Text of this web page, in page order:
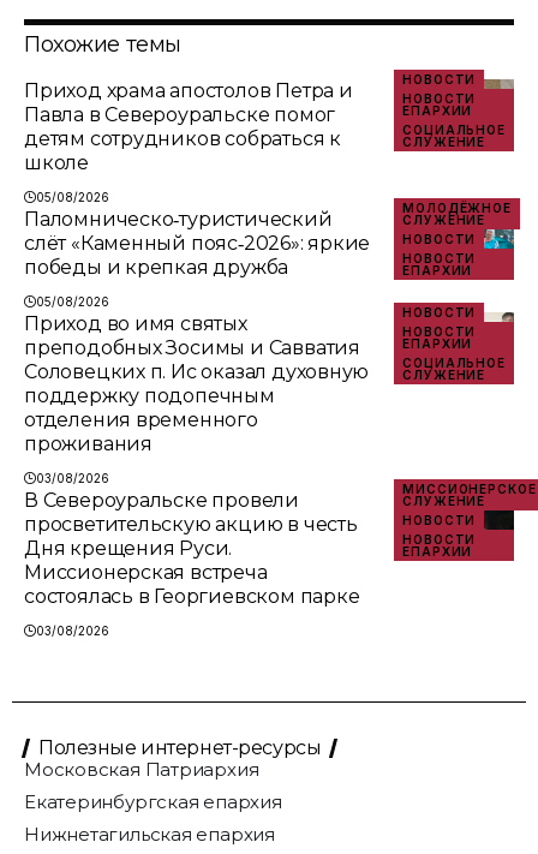
Похожие темы
НОВОСТИ
НОВОСТИ
ЕПАРХИИ
СОЦИАЛЬНОЕ
СЛУЖЕНИЕ
Приход храма апостолов Петра и
Павла в Североуральске помог
детям сотрудников собраться к
школе
05/08/2026
МОЛОДЁЖНОЕ
СЛУЖЕНИЕ
НОВОСТИ
НОВОСТИ
ЕПАРХИИ
Паломническо‑туристический
слёт «Каменный пояс‑2026»: яркие
победы и крепкая дружба
05/08/2026
НОВОСТИ
НОВОСТИ
ЕПАРХИИ
СОЦИАЛЬНОЕ
СЛУЖЕНИЕ
Приход во имя святых
преподобных Зосимы и Савватия
Соловецких п. Ис оказал духовную
поддержку подопечным
отделения временного
проживания
03/08/2026
МИССИОНЕРСКОЕ
СЛУЖЕНИЕ
НОВОСТИ
НОВОСТИ
ЕПАРХИИ
В Североуральске провели
просветительскую акцию в честь
Дня крещения Руси.
Миссионерская встреча
состоялась в Георгиевском парке
03/08/2026
Полезные интернет-ресурсы
Московская Патриархия
Екатеринбургская епархия
Нижнетагильская епархия